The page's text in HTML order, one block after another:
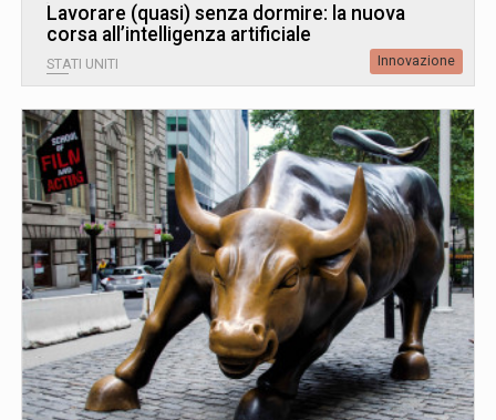
Lavorare (quasi) senza dormire: la nuova
corsa all’intelligenza artificiale
STATI UNITI Innovazione